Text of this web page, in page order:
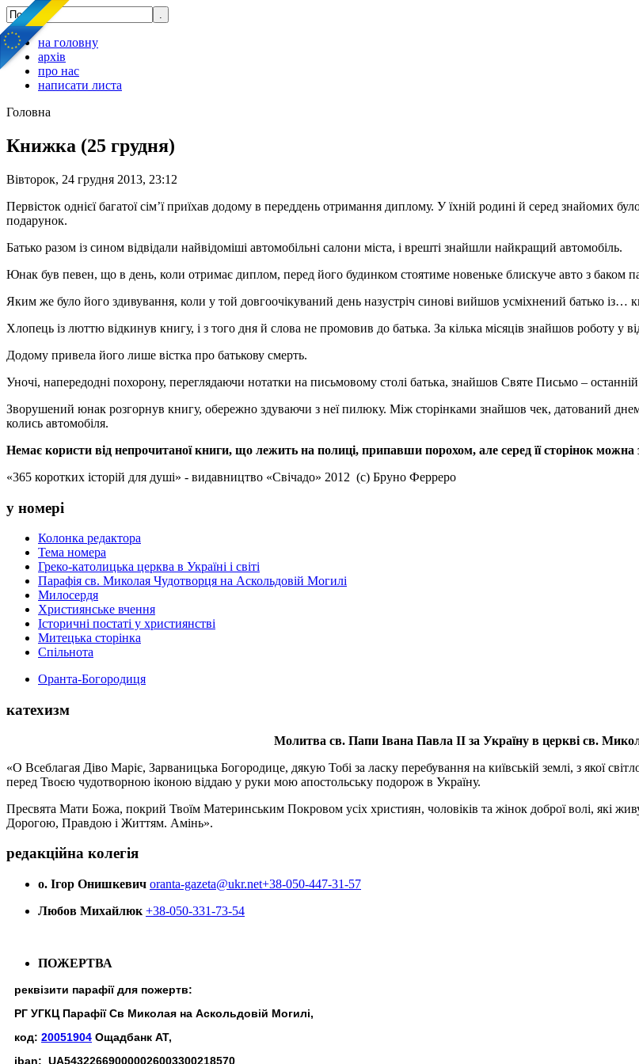
на головну
архів
про нас
написати листа
Головна
Книжка (25 грудня)
Вівторок, 24 грудня 2013, 23:12
Первісток однієї багатої сім’ї приїхав додому в переддень отримання диплому. У їхній родині й серед знайомих
подарунок.
Батько разом із сином відвідали найвідоміші автомобільні салони міста, і врешті знайшли найкращий автомобіль.
Юнак був певен, що в день, коли отримає диплом, перед його будинком стоятиме новеньке блискуче авто з баком
Яким же було його здивування, коли у той довгоочікуваний день назустріч синові вийшов усміхнений батько
Хлопець із люттю відкинув книгу, і з того дня й слова не промовив до батька. За кілька місяців знайшов роботу у
Додому привела його лише вістка про батькову смерть.
Уночі, напередодні похорону, переглядаючи нотатки на письмовому столі батька, знайшов Святе Письмо – останній
Зворушений юнак розгорнув книгу, обережно здуваючи з неї пилюку. Між сторінками знайшов чек, датований
колись автомобіля.
Немає користи від непрочитаної книги, що лежить на полиці, припавши порохом, але серед її сторінок можна
«365 коротких історій для душі» - видавництво «Свічадо» 2012 (с) Бруно Ферреро
у номері
Колонка редактора
Тема номера
Греко-католицька церква в Україні і світі
Парафія св. Миколая Чудотворця на Аскольдовій Могилі
Милосердя
Християнське вчення
Історичні постаті у християнстві
Митецька сторінка
Спільнота
Оранта-Богородиця
катехизм
Молитва св. Папи Івана Павла ІІ за Україну в церкві св.
«О Всеблагая Діво Маріє, Зарваницька Богородице, дякую Тобі за ласку перебування на київській землі, з якої
перед Твоєю чудотворною іконою віддаю у руки мою апостольську подорож в Україну.
Пресвята Мати Божа, покрий Твоїм Материнським Покровом усіх християн, чоловіків та жінок доброї волі, які
Дорогою, Правдою і Життям. Амінь».
редакційна колегія
о. Ігор Онишкевич oranta-gazeta@ukr.net+38-050-447-31-57
Любов Михайлюк +38-050-331-73-54
ПОЖЕРТВА
реквізити парафії для пожертв:
РГ УГКЦ Парафії Св Миколая на Аскольдовій Могилі,
код: 20051904 Ощадбанк АТ,
iban: UA543226690000026003300218570